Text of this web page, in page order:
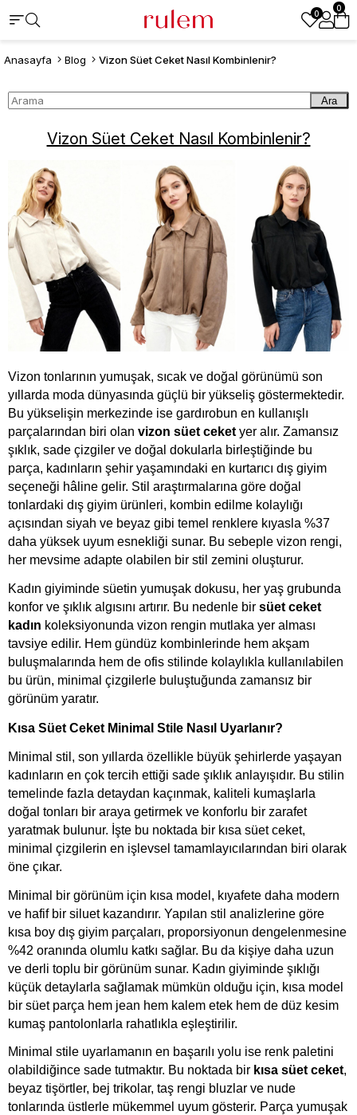
0
0
Anasayfa Blog Vizon Süet Ceket Nasıl Kombinlenir?
Ara
Vizon Süet Ceket Nasıl Kombinlenir?
Vizon tonlarının yumuşak, sıcak ve doğal görünümü son
yıllarda moda dünyasında güçlü bir yükseliş göstermektedir.
Bu yükselişin merkezinde ise gardırobun en kullanışlı
parçalarından biri olan vizon süet ceket yer alır. Zamansız
şıklık, sade çizgiler ve doğal dokularla birleştiğinde bu
parça, kadınların şehir yaşamındaki en kurtarıcı dış giyim
seçeneği hâline gelir. Stil araştırmalarına göre doğal
tonlardaki dış giyim ürünleri, kombin edilme kolaylığı
açısından siyah ve beyaz gibi temel renklere kıyasla %37
daha yüksek uyum esnekliği sunar. Bu sebeple vizon rengi,
her mevsime adapte olabilen bir stil zemini oluşturur.
Kadın giyiminde süetin yumuşak dokusu, her yaş grubunda
konfor ve şıklık algısını artırır. Bu nedenle bir süet ceket
kadın koleksiyonunda vizon rengin mutlaka yer alması
tavsiye edilir. Hem gündüz kombinlerinde hem akşam
buluşmalarında hem de ofis stilinde kolaylıkla kullanılabilen
bu ürün, minimal çizgilerle buluştuğunda zamansız bir
görünüm yaratır.
Kısa Süet Ceket Minimal Stile Nasıl Uyarlanır?
Minimal stil, son yıllarda özellikle büyük şehirlerde yaşayan
kadınların en çok tercih ettiği sade şıklık anlayışıdır. Bu stilin
temelinde fazla detaydan kaçınmak, kaliteli kumaşlarla
doğal tonları bir araya getirmek ve konforlu bir zarafet
yaratmak bulunur. İşte bu noktada bir kısa süet ceket,
minimal çizgilerin en işlevsel tamamlayıcılarından biri olarak
öne çıkar.
Minimal bir görünüm için kısa model, kıyafete daha modern
ve hafif bir siluet kazandırır. Yapılan stil analizlerine göre
kısa boy dış giyim parçaları, proporsiyonun dengelenmesine
%42 oranında olumlu katkı sağlar. Bu da kişiye daha uzun
ve derli toplu bir görünüm sunar. Kadın giyiminde şıklığı
küçük detaylarla sağlamak mümkün olduğu için, kısa model
bir süet parça hem jean hem kalem etek hem de düz kesim
kumaş pantolonlarla rahatlıkla eşleştirilir.
Minimal stile uyarlamanın en başarılı yolu ise renk paletini
olabildiğince sade tutmaktır. Bu noktada bir kısa süet ceket,
beyaz tişörtler, bej trikolar, taş rengi bluzlar ve nude
tonlarında üstlerle mükemmel uyum gösterir. Parça yumuşak